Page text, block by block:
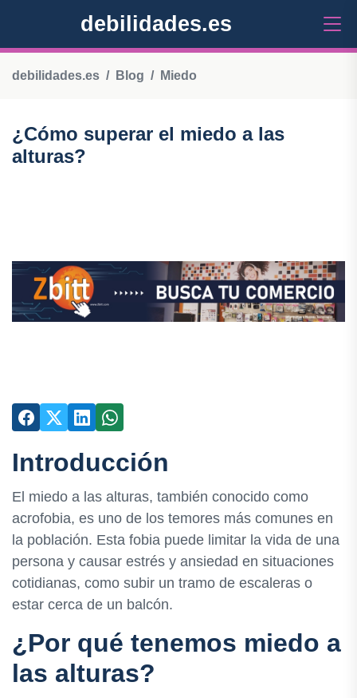
debilidades.es
debilidades.es Blog Miedo
¿Cómo superar el miedo a las
alturas?
Introducción
El miedo a las alturas, también conocido como
acrofobia, es uno de los temores más comunes en
la población. Esta fobia puede limitar la vida de una
persona y causar estrés y ansiedad en situaciones
cotidianas, como subir un tramo de escaleras o
estar cerca de un balcón.
¿Por qué tenemos miedo a
las alturas?